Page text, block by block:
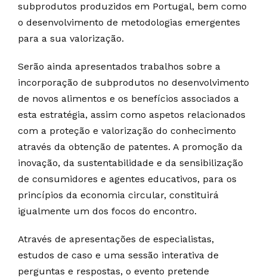
subprodutos produzidos em Portugal, bem como
o desenvolvimento de metodologias emergentes
para a sua valorização.
Serão ainda apresentados trabalhos sobre a
incorporação de subprodutos no desenvolvimento
de novos alimentos e os benefícios associados a
esta estratégia, assim como aspetos relacionados
com a proteção e valorização do conhecimento
através da obtenção de patentes. A promoção da
inovação, da sustentabilidade e da sensibilização
de consumidores e agentes educativos, para os
princípios da economia circular, constituirá
igualmente um dos focos do encontro.
Através de apresentações de especialistas,
estudos de caso e uma sessão interativa de
perguntas e respostas, o evento pretende